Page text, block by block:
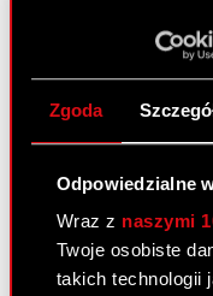
Zgoda
Odpowiedzialne
Wraz z naszymi
Twoje osobiste
takich technologii
podmiot
Raport
PDF
5%